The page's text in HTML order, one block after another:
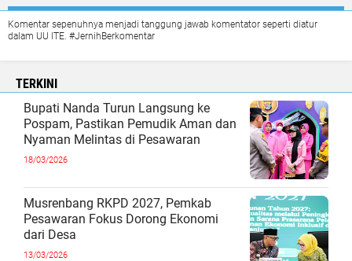
Komentar sepenuhnya menjadi tanggung jawab komentator seperti diatur
dalam UU ITE. #JernihBerkomentar
TERKINI
Bupati Nanda Turun Langsung ke
Pospam, Pastikan Pemudik Aman dan
Nyaman Melintas di Pesawaran
18/03/2026
Musrenbang RKPD 2027, Pemkab
Pesawaran Fokus Dorong Ekonomi
dari Desa
13/03/2026